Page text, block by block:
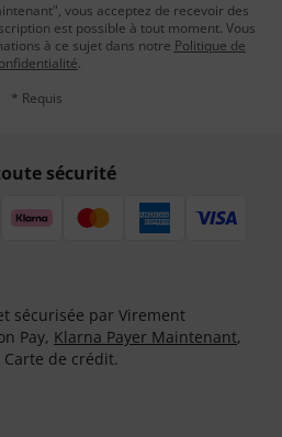
vous acceptez de recevoir des
est possible à tout moment. Vous
à ce sujet dans notre Politique de
.
* Requis
sécurité
sécurisée par Virement
Pay, Klarna Payer Maintenant,
Carte de crédit.